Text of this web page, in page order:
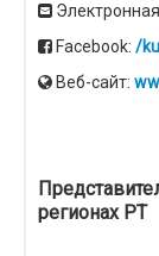
Facebook: /
Веб-сайт:
регионах РТ